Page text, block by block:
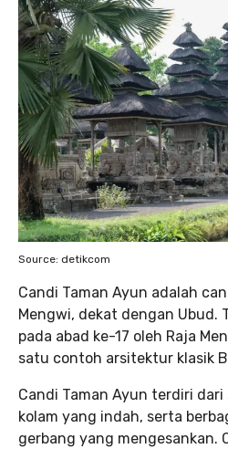
Source: detikcom
Candi Taman Ayun adalah
Mengwi, dekat dengan Ubud.
pada abad ke-17 oleh Raja
satu contoh arsitektur klasik
Candi Taman Ayun terdiri
kolam yang indah, serta
gerbang yang mengesankan.